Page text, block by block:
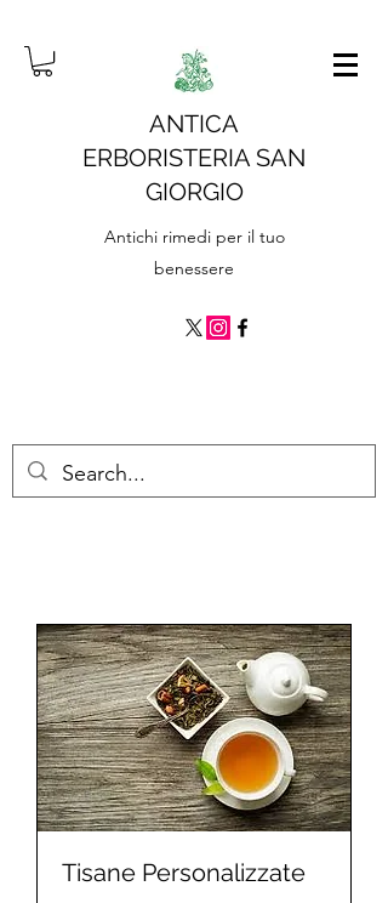
ANTICA
ERBORISTERIA SAN
GIORGIO
Antichi rimedi per il tuo
benessere
Tisane Personalizzate